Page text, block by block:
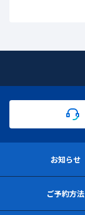
お知らせ
ご予約方法